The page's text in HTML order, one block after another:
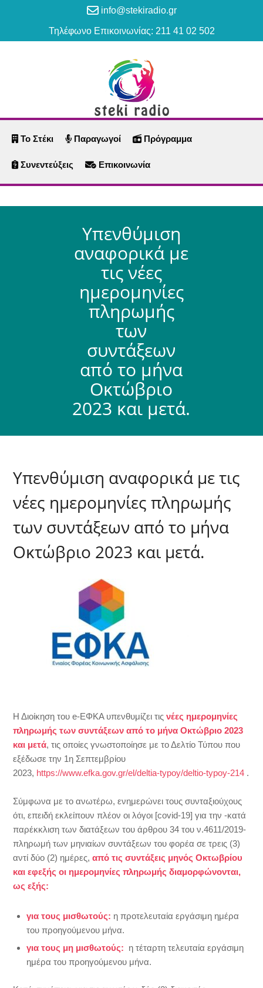
info@stekiradio.gr
Τηλέφωνο Επικοινωνίας: 211 41 02 502
Το Στέκι Παραγωγοί Πρόγραμμα
Συνεντεύξεις Επικοινωνία
Yπενθύμιση
αναφορικά με
τις νέες
ημερομηνίες
πληρωμής
των
συντάξεων
από το μήνα
Οκτώβριο
2023 και μετά.
Yπενθύμιση αναφορικά με τις
νέες ημερομηνίες πληρωμής
των συντάξεων από το μήνα
Οκτώβριο 2023 και μετά.
Η Διοίκηση του e-ΕΦΚΑ υπενθυμίζει τιςνέες ημερομηνίες
πληρωμής των συντάξεων από το μήνα Οκτώβριο 2023
και μετά, τις οποίες γνωστοποίησε με το Δελτίο Τύπου που
εξέδωσε την 1η Σεπτεμβρίου
2023, https://www.efka.gov.gr/el/deltia-typoy/deltio-typoy-214 .
Σύμφωνα με το ανωτέρω, ενημερώνει τους συνταξιούχους
ότι, επειδή εκλείπουν πλέον οι λόγοι [covid-19] για την -κατά
παρέκκλιση των διατάξεων του άρθρου 34 του ν.4611/2019-
πληρωμή των μηνιαίων συντάξεων του φορέα σε τρεις (3)
αντί δύο (2) ημέρες,από τις συντάξεις μηνός Οκτωβρίου
και εφεξής οι ημερομηνίες πληρωμής διαμορφώνονται,
ως εξής:
για τους μισθωτούς: η προτελευταία εργάσιμη ημέρα
του προηγούμενου μήνα.
για τους μη μισθωτούς: η τέταρτη τελευταία εργάσιμη
ημέρα του προηγούμενου μήνα.